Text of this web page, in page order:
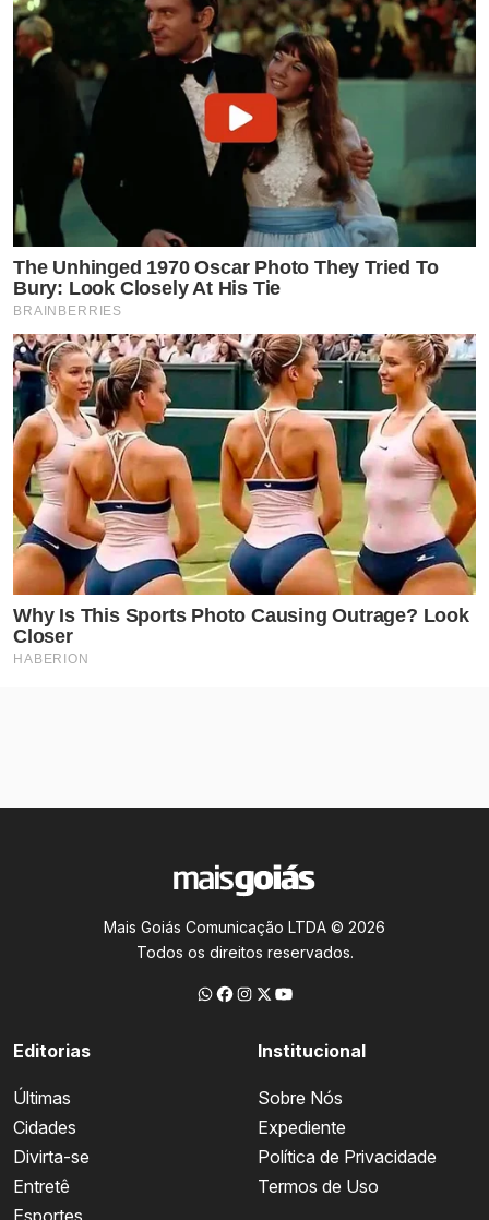
Mais Goiás Comunicação LTDA © 2026
Todos os direitos reservados.
Editorias
Últimas
Cidades
Divirta-se
Entretê
Institucional
Sobre Nós
Expediente
Política de Privacidade
Termos de Uso